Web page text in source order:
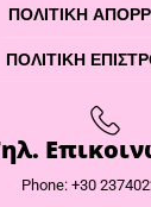
ΠΟΛΙΤΙΚΉ
ΠΟΛΙΤΙΚΉ
Phone: +30